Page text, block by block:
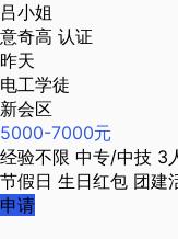
吕小姐
意奇高 认证
昨天
电工学徒
新会区
5000-7000元
经验不限 中专/中技 3
节假日 生日红包 团建
申请